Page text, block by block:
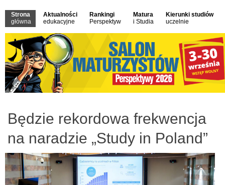
Strona
główna
Aktualności
edukacyjne
Rankingi
Perspektyw
Matura
i Studia
Kierunki studiów
uczelnie
Będzie rekordowa frekwencja
na naradzie „Study in Poland”